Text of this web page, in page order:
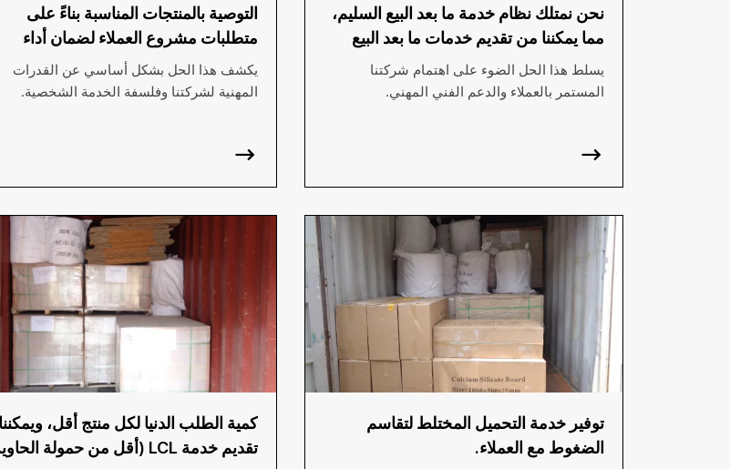
نحن نمتلك نظام خدمة ما بعد البيع السليم،
مما يمكننا من تقديم خدمات ما بعد البيع
السريعة والاحترافية للعملاء وحل المشاكل
التي يواجهونها.
يسلط هذا الحل الضوء على اهتمام شركتنا
المستمر بالعملاء والدعم الفني المهني.
التوصية بالمنتجات المناسبة بناءً على
متطلبات مشروع العملاء لضمان أداء
وموثوقية المنتجات.
يكشف هذا الحل بشكل أساسي عن القدرات
المهنية لشركتنا وفلسفة الخدمة الشخصية.
توفير خدمة التحميل المختلط لتقاسم
الضغوط مع العملاء.
كمية الطلب الدنيا لكل منتج أقل، ويمكننا
تقديم خدمة LCL (أقل من حمولة الحاوية).